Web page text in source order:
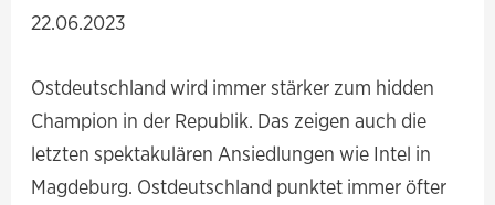
22.06.2023
Ostdeutschland wird immer stärker zum hidden
Champion in der Republik. Das zeigen auch die
letzten spektakulären Ansiedlungen wie Intel in
Magdeburg. Ostdeutschland punktet immer öfter